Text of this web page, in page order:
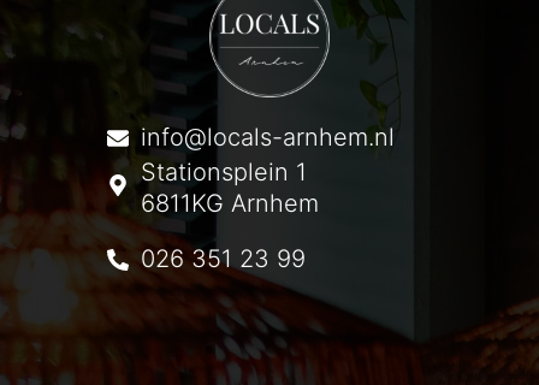
info@locals-arnhem.nl
Stationsplein 1
6811KG Arnhem
026 351 23 99